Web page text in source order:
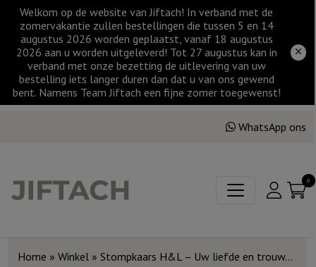
Welkom op de website van Jiftach! In verband met de
zomervakantie zullen bestellingen die tussen 5 en 14
augustus 2026 worden geplaatst, vanaf 18 augustus
2026 aan u worden uitgeleverd! Tot 27 augustus kan in
verband met onze bezetting de uitlevering van uw
bestelling iets langer duren dan dat u van ons gewend
bent. Namens Team Jiftach een fijne zomer toegewenst!
WhatsApp ons
0
Home » Winkel » Stompkaars H&L – Uw liefde en trouw…